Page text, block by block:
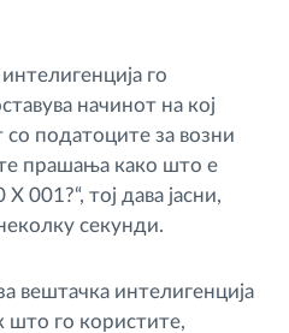
го
начинот на кој
податоците за возни
прашања како што е
001?“, тој дава јасни,
секунди.
вештачка интелигенција
што го користите,